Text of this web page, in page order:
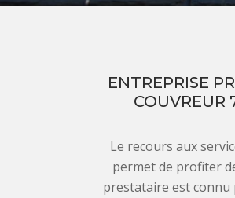
ENTREPRISE
COUVREUR
Le recours aux
permet de profiter
prestataire est connu